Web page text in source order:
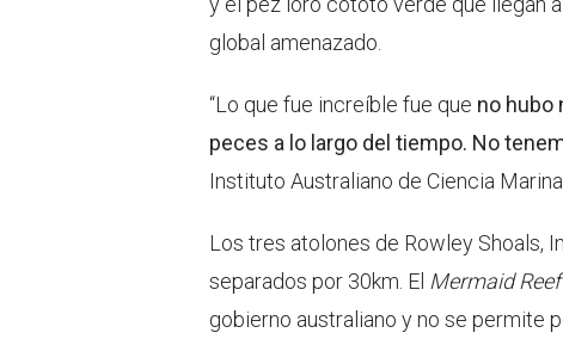
global amenazado.
“Lo que fue increíble fue que no hubo
peces a lo largo del tiempo. No
Instituto Australiano de Ciencia
Los tres atolones de Rowley Shoals,
separados por 30km. El Mermaid Reef
gobierno australiano y no se permite